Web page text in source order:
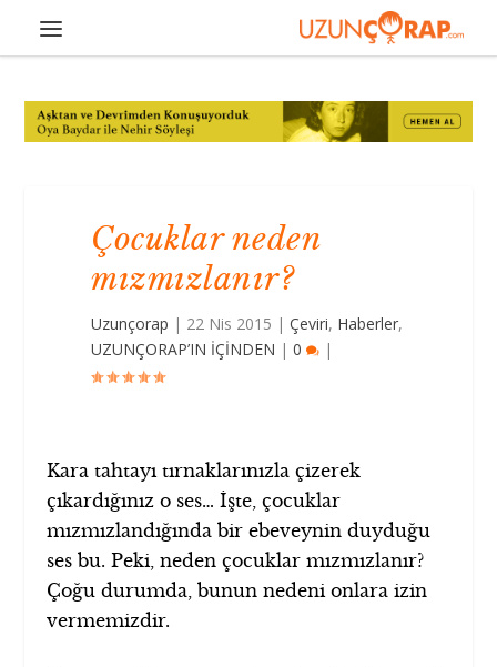
Çocuklar neden
mızmızlanır?
Uzunçorap | 22 Nis 2015 |Çeviri, Haberler,
UZUNÇORAP’IN İÇİNDEN |0 |
Kara tahtayı tırnaklarınızla çizerek
çıkardığınız o ses… İşte, çocuklar
mızmızlandığında bir ebeveynin duyduğu
ses bu. Peki, neden çocuklar mızmızlanır?
Çoğu durumda, bunun nedeni onlara izin
vermemizdir.